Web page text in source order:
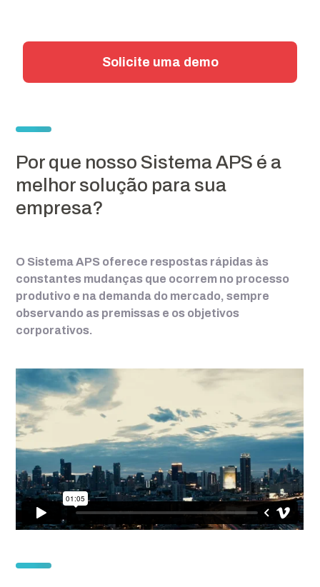
Solicite uma demo
Por que nosso Sistema APS é a
melhor solução para sua
empresa?
O Sistema APS oferece respostas rápidas às
constantes mudanças que ocorrem no processo
produtivo e na demanda do mercado, sempre
observando as premissas e os objetivos
corporativos.